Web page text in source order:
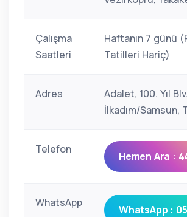
Çalışma
Saatleri
Haftanın 7 günü
Tatilleri Hariç)
Adres
Adalet, 100. Yıl
İlkadım/Samsun,
Telefon
Hemen Ara :
WhatsApp
WhatsApp :